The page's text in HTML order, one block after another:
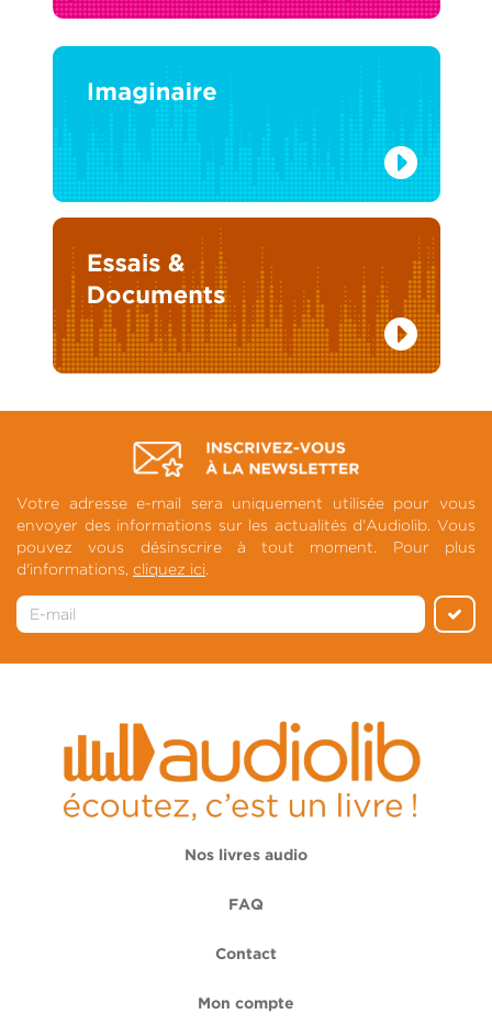
Votre adresse e-mail sera uniquement utilisée pour vous
envoyer des informations sur les actualités d'Audiolib. Vous
pouvez vous désinscrire à tout moment. Pour plus
d'informations, cliquez ici.
Nos livres audio
FAQ
Contact
Mon compte